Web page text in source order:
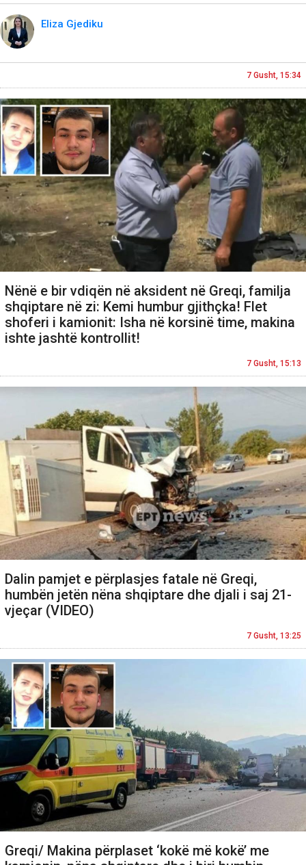
Eliza Gjediku
7 Gusht, 15:34
Nënë e bir vdiqën në aksident në Greqi, familja
shqiptare në zi: Kemi humbur gjithçka! Flet
shoferi i kamionit: Isha në korsinë time, makina
ishte jashtë kontrollit!
7 Gusht, 15:13
Dalin pamjet e përplasjes fatale në Greqi,
humbën jetën nëna shqiptare dhe djali i saj 21-
vjeçar (VIDEO)
7 Gusht, 13:25
Greqi/ Makina përplaset ‘kokë më kokë’ me